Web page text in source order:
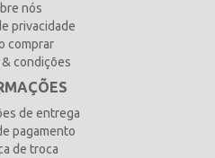
nós
privacidade
comprar
condições
de entrega
pagamento
de troca